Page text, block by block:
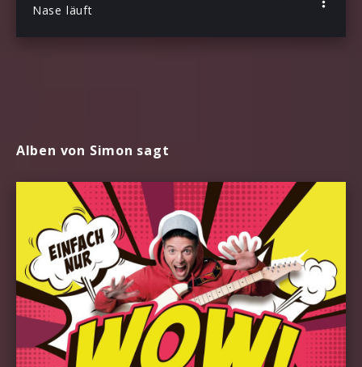
Nase läuft
Alben von Simon sagt